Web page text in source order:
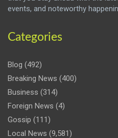
events, and noteworthy
Categories
Blog (492)
Breaking News (400)
Business (314)
Foreign News (4)
Gossip (111)
Local News (9,581)